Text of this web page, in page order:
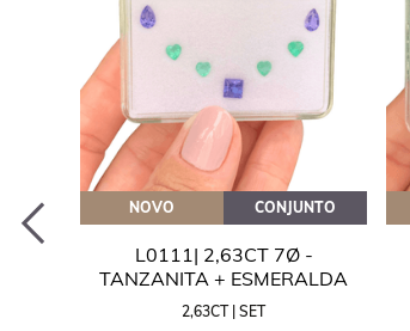
NOVO CONJUNTO
L0111| 2,63CT 7Ø -
TANZANITA + ESMERALDA
2,63CT | SET